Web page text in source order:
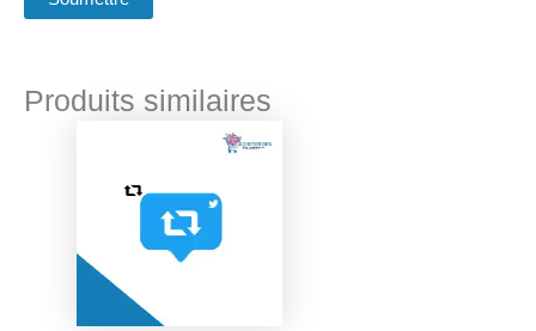
Produits similaires
Plage
€ 7,00
à
€ 89,00
Ce
variations.